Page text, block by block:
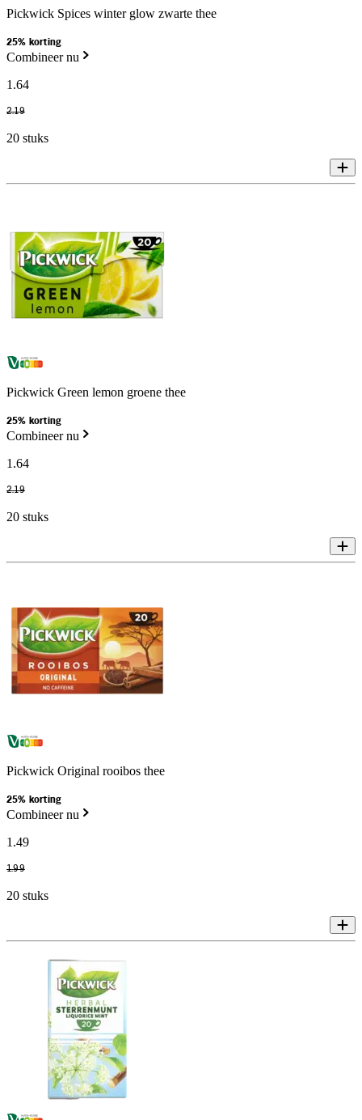
Pickwick Spices winter glow zwarte thee
25% korting
Combineer nu
1.64
2.19
20 stuks
Pickwick Green lemon groene thee
25% korting
Combineer nu
1.64
2.19
20 stuks
Pickwick Original rooibos thee
25% korting
Combineer nu
1.49
1.99
20 stuks